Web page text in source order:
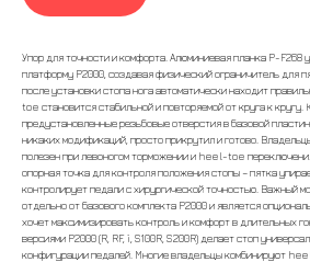
Упор для точности и комфорта. Алюминиевая планка P-F268
платформу P2000, создавая физический ограничитель для
после установки стопа нога автоматически находит
toe становится стабильной и повторяемой от круга к кругу.
предустановленные резьбовые отверстия в базовой
никаких модификаций, просто прикрутил и готово.
полезен при левоногом торможении и heel-toe
опорная точка для контроля положения стопы – пятка
контролирует педали с хирургической точностью. Важный
отдельно от базового комплекта P2000 и является
хочет максимизировать контроль и комфорт в длительных
версиями P2000 (R, RF, i, S100R, S200R) делает стоп
конфигурации педалей. Многие владельцы комбинируют